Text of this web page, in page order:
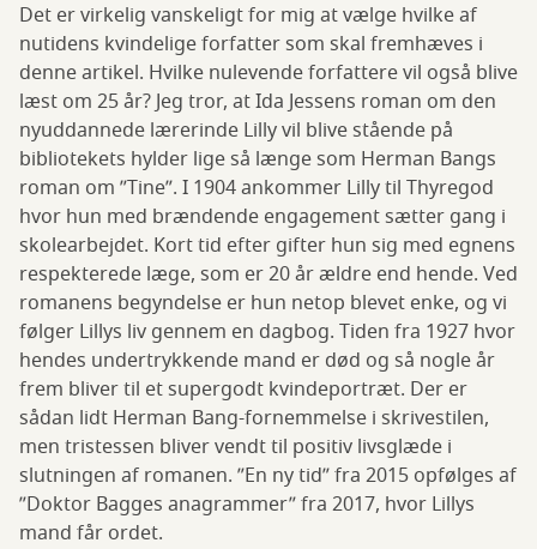
Det er virkelig vanskeligt for mig at vælge hvilke af
nutidens kvindelige forfatter som skal fremhæves i
denne artikel. Hvilke nulevende forfattere vil også blive
læst om 25 år? Jeg tror, at Ida Jessens roman om den
nyuddannede lærerinde Lilly vil blive stående på
bibliotekets hylder lige så længe som Herman Bangs
roman om ”Tine”. I 1904 ankommer Lilly til Thyregod
hvor hun med brændende engagement sætter gang i
skolearbejdet. Kort tid efter gifter hun sig med egnens
respekterede læge, som er 20 år ældre end hende. Ved
romanens begyndelse er hun netop blevet enke, og vi
følger Lillys liv gennem en dagbog. Tiden fra 1927 hvor
hendes undertrykkende mand er død og så nogle år
frem bliver til et supergodt kvindeportræt. Der er
sådan lidt Herman Bang-fornemmelse i skrivestilen,
men tristessen bliver vendt til positiv livsglæde i
slutningen af romanen. ”En ny tid” fra 2015 opfølges af
”Doktor Bagges anagrammer” fra 2017, hvor Lillys
mand får ordet.